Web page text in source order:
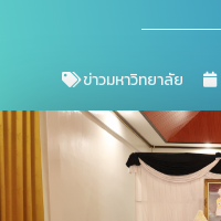
ข่าวมหาวิทยาลัย